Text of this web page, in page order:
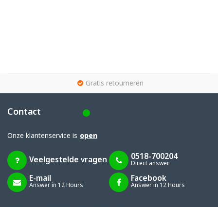
Gratis retourneren
Contact
Onze klantenservice is open
Veelgestelde vragen 0518-700204
Direct answer
E-mail
Answer in 12 Hours
Facebook
Answer in 12 Hours